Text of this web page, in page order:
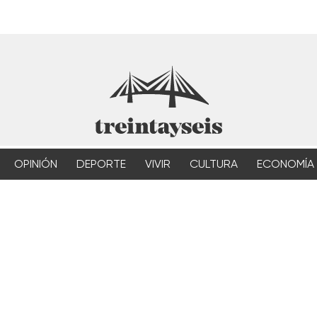
OPINIÓN DEPORTE VIVIR CULTURA ECONOMÍA